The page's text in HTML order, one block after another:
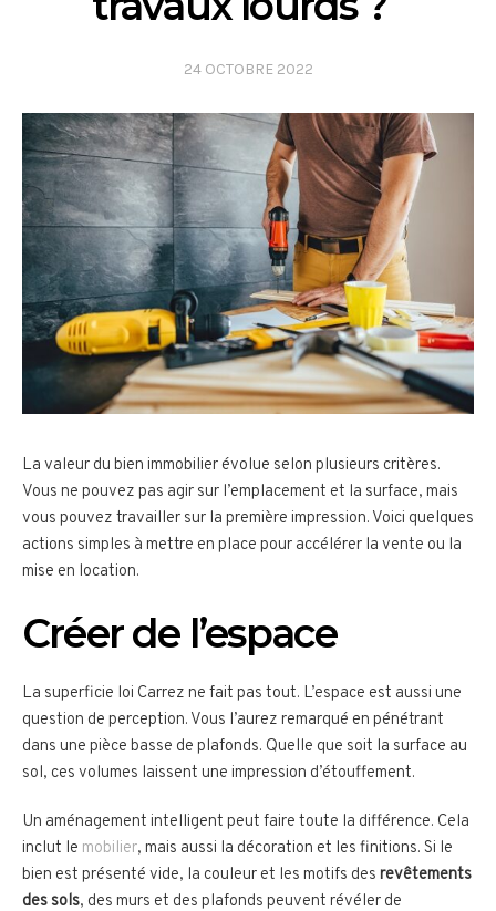
24 OCTOBRE 2022
La valeur du bien immobilier évolue selon plusieurs critères.
Vous ne pouvez pas agir sur l’emplacement et la surface, mais
vous pouvez travailler sur la première impression. Voici quelques
actions simples à mettre en place pour accélérer la vente ou la
mise en location.
Créer de l’espace
La superficie loi Carrez ne fait pas tout. L’espace est aussi une
question de perception. Vous l’aurez remarqué en pénétrant
dans une pièce basse de plafonds. Quelle que soit la surface au
sol, ces volumes laissent une impression d’étouffement.
Un aménagement intelligent peut faire toute la différence. Cela
inclut le mobilier, mais aussi la décoration et les finitions. Si le
bien est présenté vide, la couleur et les motifs des revêtements
des sols, des murs et des plafonds peuvent révéler de